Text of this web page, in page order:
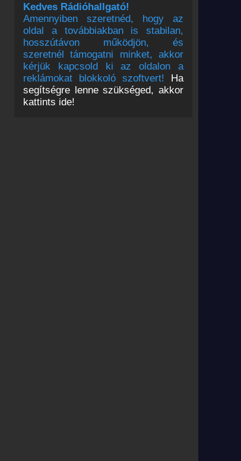
Kedves Rádióhallgató!
Amennyiben szeretnéd, hogy az
oldal a továbbiakban is stabilan,
hosszútávon működjön, és
szeretnél támogatni minket, akkor
kérjük kapcsold ki az oldalon a
reklámokat blokkoló szoftvert! Ha
segítségre lenne szükséged, akkor
kattints ide!